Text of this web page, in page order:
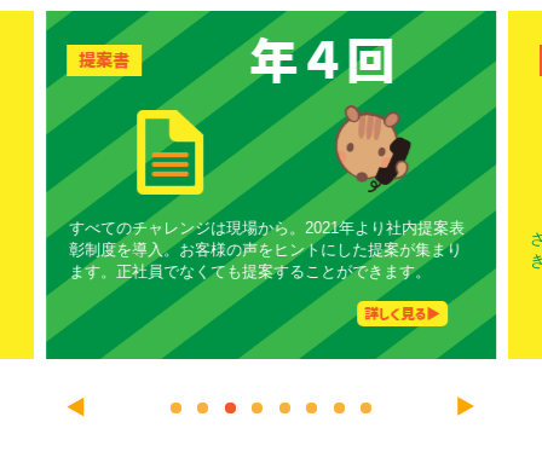
提案書 年４回
すべてのチャレンジは現場から。2021年より社内提案表
彰制度を導入。お客様の声をヒントにした提案が集まり
ます。正社員でなくても提案することができます。
詳しく見る▶︎